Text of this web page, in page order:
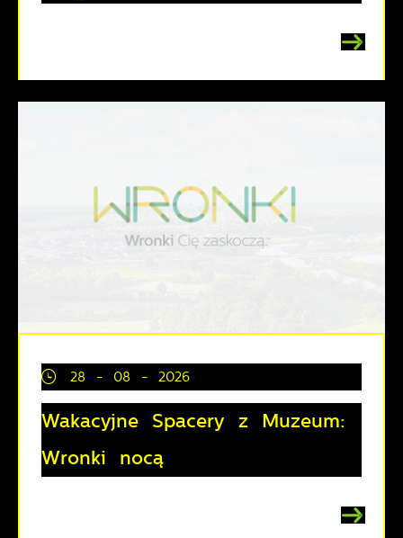
28 - 08 - 2026
Wakacyjne Spacery z Muzeum:
Wronki nocą